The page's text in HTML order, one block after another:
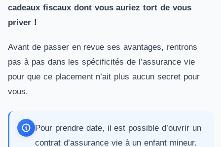
cadeaux fiscaux dont vous auriez tort de vous
priver !
Avant de passer en revue ses avantages, rentrons
pas à pas dans les spécificités de l’assurance vie
pour que ce placement n’ait plus aucun secret pour
vous.
Pour prendre date, il est possible d’ouvrir un
contrat d’assurance vie à un enfant mineur.